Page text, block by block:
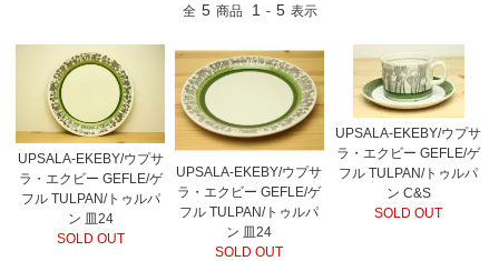
全 5 商品 1 - 5 表示
UPSALA-EKEBY/ウプサ
ラ・エクビー GEFLE/ゲ
フル TULPAN/トゥルパ
ン 皿24
SOLD OUT
UPSALA-EKEBY/ウプサ
ラ・エクビー GEFLE/ゲ
フル TULPAN/トゥルパ
ン 皿24
SOLD OUT
UPSALA-EKEBY/ウプサ
ラ・エクビー GEFLE/ゲ
フル TULPAN/トゥルパ
ン C&S
SOLD OUT